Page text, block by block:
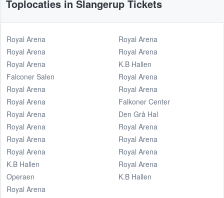
Toplocaties in Slangerup Tickets
Royal Arena
Royal Arena
Royal Arena
Falconer Salen
Royal Arena
Royal Arena
Royal Arena
Royal Arena
Royal Arena
Royal Arena
K.B Hallen
Operaen
Royal Arena
Royal Arena
Royal Arena
K.B Hallen
Royal Arena
Royal Arena
Falkoner Center
Den Grå Hal
Royal Arena
Royal Arena
Royal Arena
Royal Arena
K.B Hallen